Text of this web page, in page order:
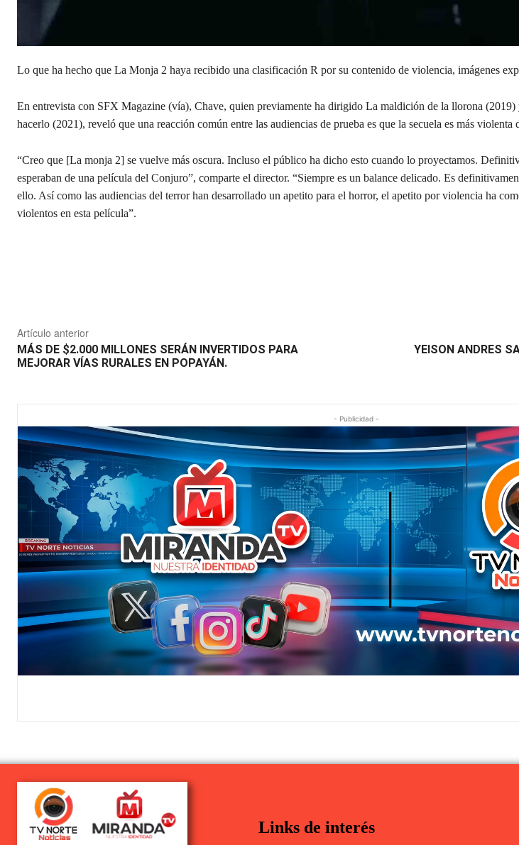
Lo que ha hecho que La Monja 2 haya recibido una clasificación R por su contenido de violencia, imágenes
En entrevista con SFX Magazine (vía), Chave, quien previamente ha dirigido La maldición de la llorona
hacerlo (2021), reveló que una reacción común entre las audiencias de prueba es que la secuela es más violenta
“Creo que [La monja 2] se vuelve más oscura. Incluso el público ha dicho esto cuando lo proyectamos.
esperaban de una película del Conjuro”, comparte el director. “Siempre es un balance delicado. Es
ello. Así como las audiencias del terror han desarrollado un apetito para el horror, el apetito por violencia ha
violentos en esta película”.
Artículo anterior
MÁS DE $2.000 MILLONES SERÁN INVERTIDOS PARA
MEJORAR VÍAS RURALES EN POPAYÁN.
YEISON ANDRES
- Publicidad -
Links de interés